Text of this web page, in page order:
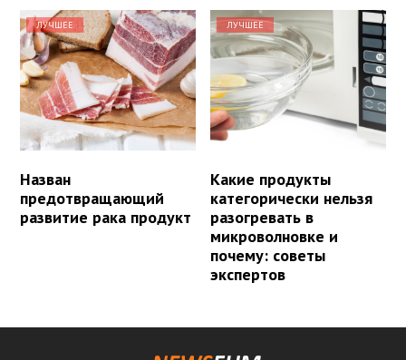
ЛУЧШЕЕ
Назван
предотвращающий
развитие рака продукт
ЛУЧШЕЕ
Какие продукты
категорически нельзя
разогревать в
микроволновке и
почему: советы
экспертов